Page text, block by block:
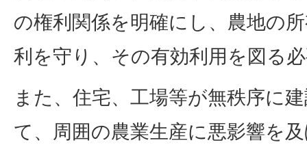
の権利関係を明確にし、農地の
利を守り、その有効利用を図る
また、住宅、工場等が無秩序に
て、周囲の農業生産に悪影響を